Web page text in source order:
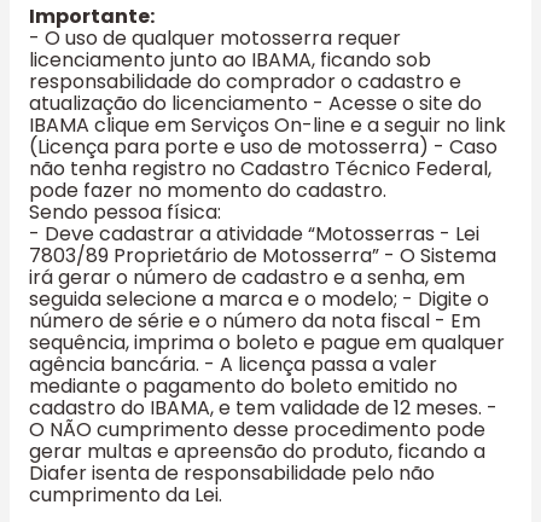
Importante:
- O uso de qualquer motosserra requer
licenciamento junto ao IBAMA, ficando sob
responsabilidade do comprador o cadastro e
atualização do licenciamento - Acesse o site do
IBAMA clique em Serviços On-line e a seguir no link
(Licença para porte e uso de motosserra) - Caso
não tenha registro no Cadastro Técnico Federal,
pode fazer no momento do cadastro.
Sendo pessoa física:
- Deve cadastrar a atividade “Motosserras - Lei
7803/89 Proprietário de Motosserra” - O Sistema
irá gerar o número de cadastro e a senha, em
seguida selecione a marca e o modelo; - Digite o
número de série e o número da nota fiscal - Em
sequência, imprima o boleto e pague em qualquer
agência bancária. - A licença passa a valer
mediante o pagamento do boleto emitido no
cadastro do IBAMA, e tem validade de 12 meses. -
O NÃO cumprimento desse procedimento pode
gerar multas e apreensão do produto, ficando a
Diafer isenta de responsabilidade pelo não
cumprimento da Lei.